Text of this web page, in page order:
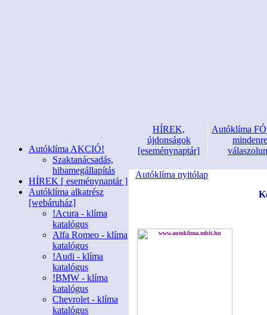
Autóklíma AKCIÓ!
Szaktanácsadás,
hibamegállapítás
HÍREK [ eseménynaptár ]
Autóklíma alkatrész
[webáruház]
!Acura - klíma
katalógus
Alfa Romeo - klíma
katalógus
!Audi - klíma
katalógus
!BMW - klíma
katalógus
Chevrolet - klíma
katalógus
HÍREK,
újdonságok
[eseménynaptár]
Autóklíma
mindenre
Autóklíma nyitólap